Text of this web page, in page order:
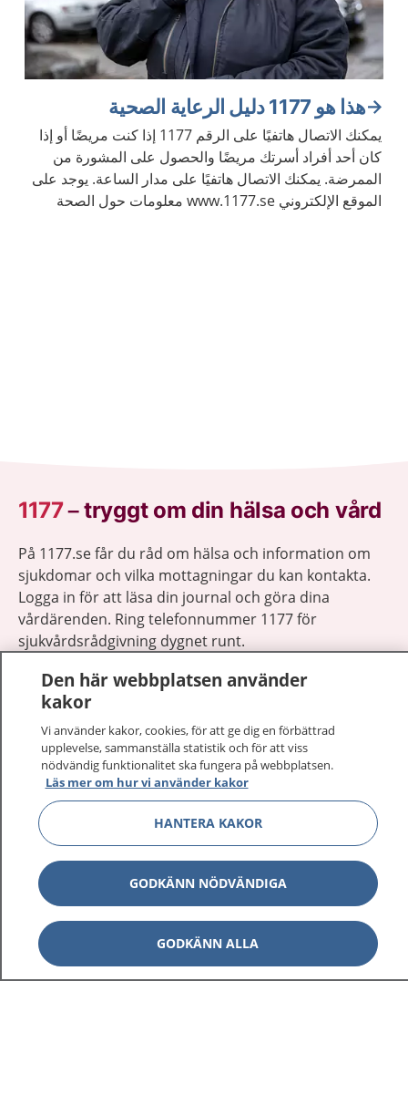
هذا هو 1177 دليل الرعاية الصحية
يمكنك الاتصال هاتفيًا على الرقم 1177 إذا كنت مريضًا أو إذا
كان أحد أفراد أسرتك مريضًا والحصول على المشورة من
الممرضة. يمكنك الاتصال هاتفيًا على مدار الساعة. يوجد على
الموقع الإلكتروني www.1177.se معلومات حول الصحة
1177–tryggt om din hälsa och vård
På 1177.se får du råd om hälsa och information om
sjukdomar och vilka mottagningar du kan kontakta.
Logga in för att läsa din journal och göra dina
vårdärenden. Ring telefonnummer 1177 för
sjukvårdsrådgivning dygnet runt.
1177 på flera språk
Om 1177 Show
Kontakt Show
Behandling av personuppgifter
Den här webbplatsen använder
kakor
Vi använder kakor, cookies, för att ge dig en förbättrad
upplevelse, sammanställa statistik och för att viss
nödvändig funktionalitet ska fungera på webbplatsen.
Läs mer om hur vi använder kakor
HANTERA KAKOR
GODKÄNN NÖDVÄNDIGA
GODKÄNN ALLA